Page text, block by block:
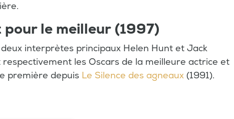
le meilleur (1997)
interprètes principaux Helen Hunt et Jack
les Oscars de la meilleure actrice et
première depuis Le Silence des agneaux (1991).